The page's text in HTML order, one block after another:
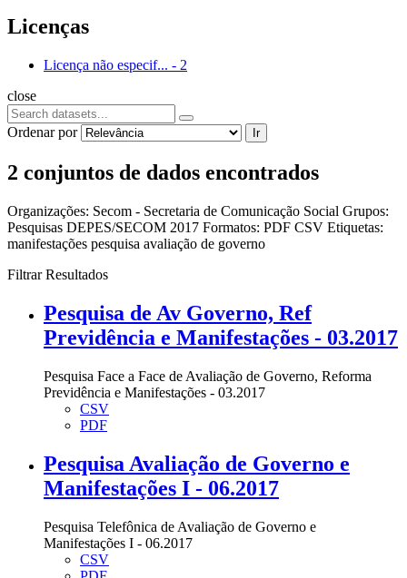
Licenças
Licença não especif... - 2
close
Ordenar por Ir
2 conjuntos de dados encontrados
Organizações: Secom - Secretaria de Comunicação Social Grupos:
Pesquisas DEPES/SECOM 2017 Formatos: PDF CSV Etiquetas:
manifestações pesquisa avaliação de governo
Filtrar Resultados
Pesquisa de Av Governo, Ref
Previdência e Manifestações - 03.2017
Pesquisa Face a Face de Avaliação de Governo, Reforma
Previdência e Manifestações - 03.2017
CSV
PDF
Pesquisa Avaliação de Governo e
Manifestações I - 06.2017
Pesquisa Telefônica de Avaliação de Governo e
Manifestações I - 06.2017
CSV